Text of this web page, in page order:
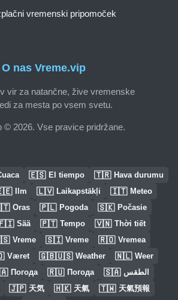
O nas Vreme.vip
vir za natančne, žive vremenske
za mesta po vsem svetu.
© 2026. Vse pravice pridržane.
vremenski pripomoček
🇪🇸 El tiempo 🇹🇷 Hava durumu
Ilm 🇱🇻 Laikapstākļi 🇮🇹 Meteo
Oras 🇵🇱 Pogoda 🇸🇰 Počasie
Sää 🇵🇹 Tempo 🇻🇳 Thời tiết
Vreme 🇸🇮 Vreme 🇷🇴 Vremea
Været 🇬🇧🇺🇸 Weather 🇳🇱 Weer
Погода 🇷🇺 Погода 🇸🇦 الطقس
🇯🇵 天気 🇭🇰 天氣 🇹🇼 天氣預報